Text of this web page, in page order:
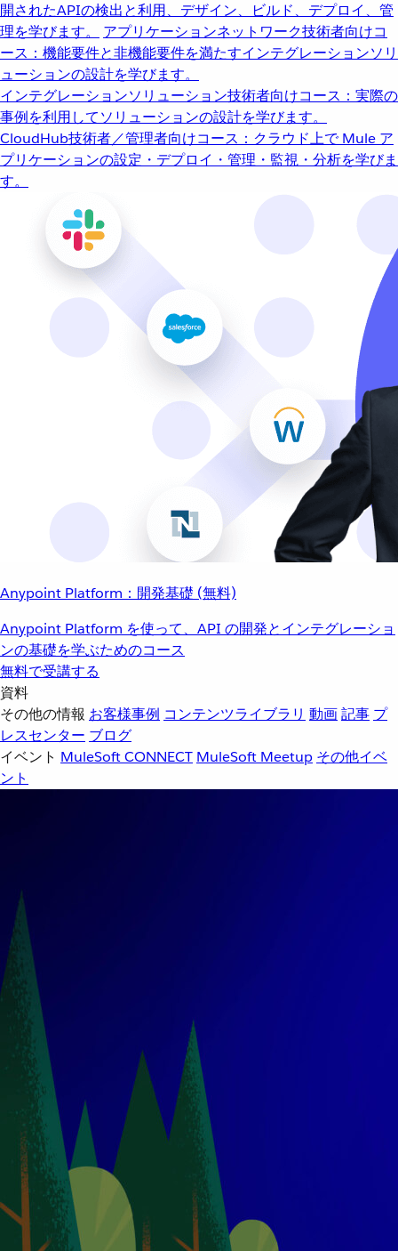
開されたAPIの検出と利用、デザイン、ビルド、デプロイ、管
理を学びます。
アプリケーションネットワーク技術者向けコ
ース：機能要件と非機能要件を満たすインテグレーションソリ
ューションの設計を学びます。
インテグレーションソリューション技術者向けコース：実際の
事例を利用してソリューションの設計を学びます。
CloudHub技術者／管理者向けコース：クラウド上で Mule ア
プリケーションの設定・デプロイ・管理・監視・分析を学びま
す。
Anypoint Platform：開発基礎 (無料)
Anypoint Platform を使って、API の開発とインテグレーショ
ンの基礎を学ぶためのコース
無料で受講する
資料
その他の情報 お客様事例 コンテンツライブラリ 動画記事 プ
レスセンター ブログ
イベント MuleSoft CONNECT MuleSoft Meetup その他イベ
ント